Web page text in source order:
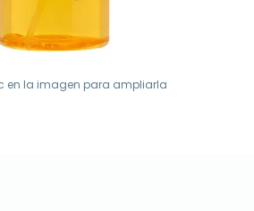
en la imagen para ampliarla